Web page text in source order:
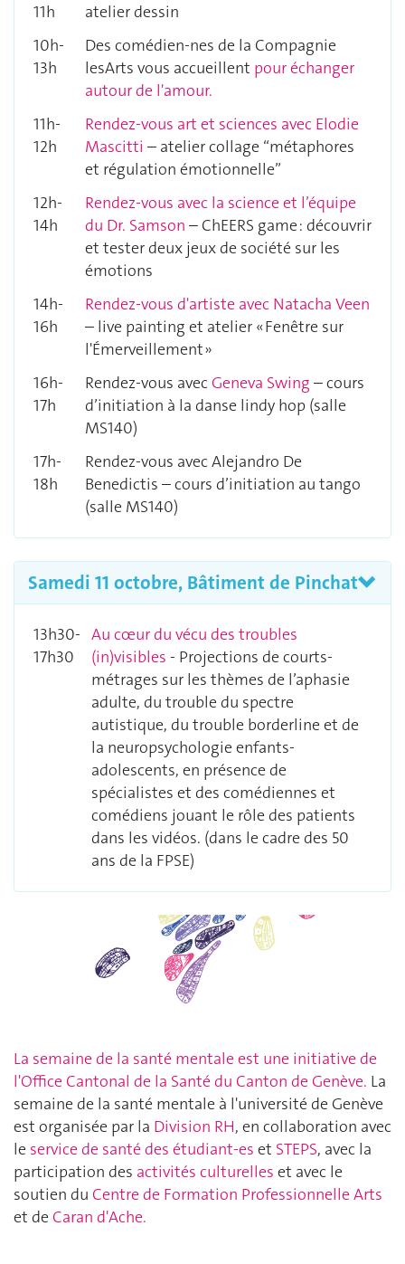
11h
atelier dessin
10h-
13h
Des comédien-nes de la Compagnie
lesArts vous accueillent pour échanger
autour de l'amour.
11h-
12h
Rendez-vous art et sciences avec Elodie
Mascitti – atelier collage “métaphores
et régulation émotionnelle”
12h-
14h
Rendez-vous avec la science et l’équipe
du Dr. Samson – ChEERS game : découvrir
et tester deux jeux de société sur les
émotions
14h-
16h
Rendez-vous d'artiste avec Natacha Veen
– live painting et atelier « Fenêtre sur
l'Émerveillement »
16h-
17h
Rendez-vous avec Geneva Swing – cours
d’initiation à la danse lindy hop (salle
MS140)
17h-
18h
Rendez-vous avec Alejandro De
Benedictis – cours d’initiation au tango
(salle MS140)
Samedi 11 octobre, Bâtiment de Pinchat
13h30-
17h30
Au cœur du vécu des troubles
(in)visibles - Projections de courts-
métrages sur les thèmes de l’aphasie
adulte, du trouble du spectre
autistique, du trouble borderline et de
la neuropsychologie enfants-
adolescents, en présence de
spécialistes et des comédiennes et
comédiens jouant le rôle des patients
dans les vidéos. (dans le cadre des 50
ans de la FPSE)
La semaine de la santé mentale est une initiative de
l'Office Cantonal de la Santé du Canton de Genève. La
semaine de la santé mentale à l'université de Genève
est organisée par la Division RH, en collaboration avec
le service de santé des étudiant-es et STEPS, avec la
participation des activités culturelles et avec le
soutien du Centre de Formation Professionnelle Arts
et de Caran d'Ache.